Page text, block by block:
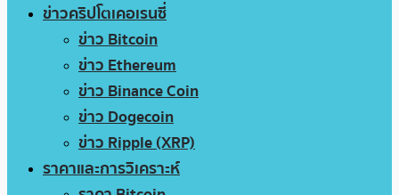
ข่าวคริปโตเคอเรนซี่
ข่าว Bitcoin
ข่าว Ethereum
ข่าว Binance Coin
ข่าว Dogecoin
ข่าว Ripple (XRP)
ราคาและการวิเคราะห์